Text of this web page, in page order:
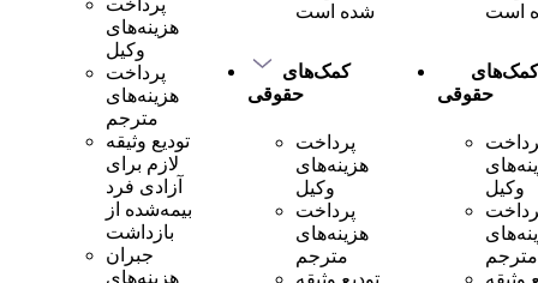
پرداخت
هزینه‌های
وکیل
پرداخت
هزینه‌های
مترجم
تودیع وثیقه
لازم برای
آزادی فرد
بیمه‌شده از
بازداشت
جبران
هزینه‌های
شده است
کمک‌های
حقوقی
پرداخت
هزینه‌های
وکیل
پرداخت
هزینه‌های
مترجم
تودیع وثیقه
است
کمک‌های
حقوقی
وکیل
مترجم
وثیقه